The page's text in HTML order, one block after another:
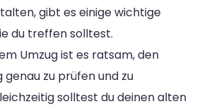
gibt es einige wichtige
du treffen solltest.
Umzug ist es ratsam, den
zu prüfen und zu
solltest du deinen alten